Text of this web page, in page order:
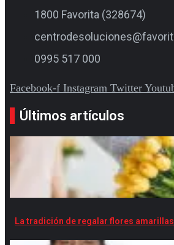
1800 Favorita (328674)
0995 517 000
Facebook-f Instagram Twitter
Últimos artículos
La tradición de regalar flores amarillas